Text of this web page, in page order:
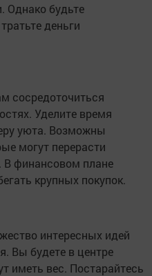
будьте
деньги
сосредоточиться
Уделите время
уюта. Возможны
могут перерасти
В финансовом плане
крупных покупок.
интересных идей
Вы будете в центре
иметь вес. Постарайтесь